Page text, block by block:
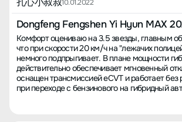
прописании даты получения в контракте — до
время шло, а серый "Ла Ба" так и не появился.
спрашивали о разных цветах — синем,
был нужен серый. В итоге, 10 января авто
мне пришлось согласиться на белый цвет,
нравился серый. Процесс получения не
Машина выглядела отлично, и в управлении
отсутствовали. Я — неопытный водитель, так
с чем. Авто провел сотню километров от
10.01.2022
Dongfeng Fengshen Yi Hyun MAX
Комфорт оцениваю на 3.5 звезды, главным
что при скорости 20 км/ч на "лежачих
немного подпрыгивает. В плане мощности
действительно обеспечивает мгновенный
оснащен трансмиссией eCVT и работает без
при переходе с бензинового на гибридный